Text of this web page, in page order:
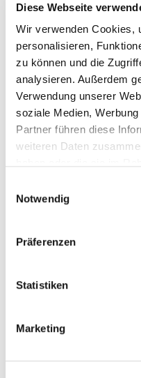
Diese Webseite
Wir verwenden Cookies,
personalisieren,
zu können und die
analysieren. Außerdem
Verwendung unserer
soziale Medien,
Partner führen diese
weiteren Daten
Notwendig
Präferenzen
Statistiken
Marketing